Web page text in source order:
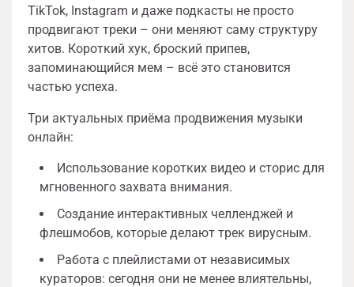
TikTok, Instagram и даже подкасты не просто
продвигают треки – они меняют саму структуру
хитов. Короткий хук, броский припев,
запоминающийся мем – всё это становится
частью успеха.
Три актуальных приёма продвижения музыки
онлайн:
Использование коротких видео и сторис для
мгновенного захвата внимания.
Создание интерактивных челленджей и
флешмобов, которые делают трек вирусным.
Работа с плейлистами от независимых
кураторов: сегодня они не менее влиятельны,